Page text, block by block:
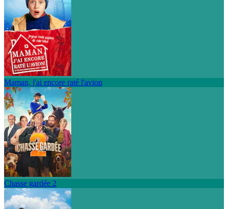
Maman, j'ai encore raté l'avion
Chasse gardée 2